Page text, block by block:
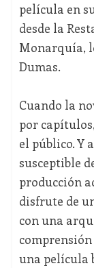
película en
desde la
Monarquía,
Dumas.
Cuando la
por
el público. Y
susceptible
producción
disfrute de
con una
una película